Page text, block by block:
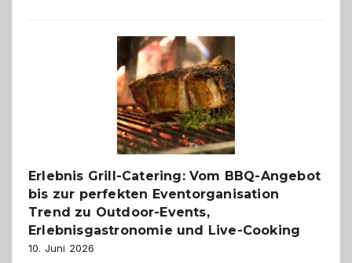
–
die
Gelegenheit,
neue
Reiseziele
zu
entdecken
Erlebnis Grill-Catering: Vom BBQ-Angebot
bis zur perfekten Eventorganisation
Trend zu Outdoor-Events,
Erlebnisgastronomie und Live-Cooking
10. Juni 2026